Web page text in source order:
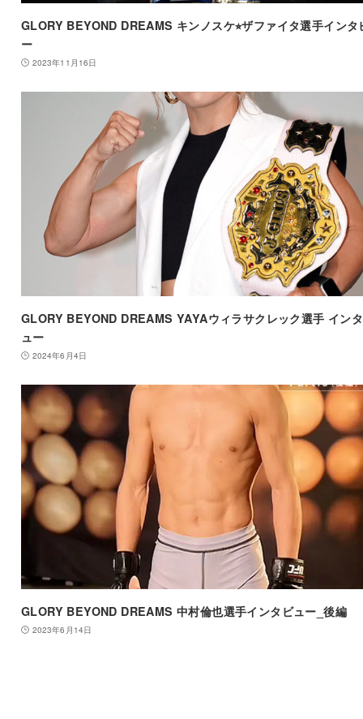
GLORY BEYOND DREAMS キンノスケ⭐︎ザファイタ選手インタ
ー
2023年11月16日
GLORY BEYOND DREAMS YAYAウィラサクレック選手 イン
ュー
2024年6月4日
GLORY BEYOND DREAMS 中村倫也選手インタビュー_後編
2023年6月14日